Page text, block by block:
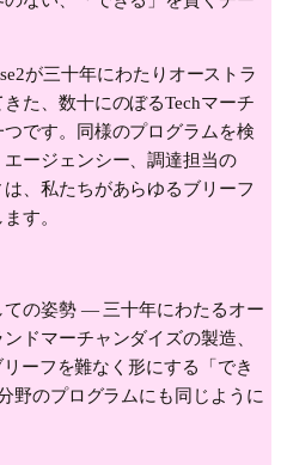
が三十年にわたりオーストラ
た、数十にのぼるTechマーチ
です。同様のプログラムを検
ージェンシー、調達担当の
、私たちがあらゆるブリーフ
す。
ての姿勢 — 三十年にわたるオー
ドマーチャンダイズの製造、
ーフを難なく形にする「でき
野のプログラムにも同じように